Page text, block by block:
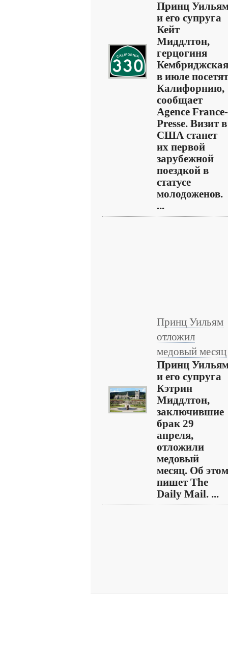
Принц
и его супруга
Кейт
Миддлтон,
герцогиня
в июле посетят
Калифорнию,
сообщает
Agence France-
Presse. Визит в
США станет
их первой
зарубежной
поездкой в
статусе
молодоженов.
...
Принц Уильям
отложил
медовый месяц
Принц
и его супруга
Кэтрин
Миддлтон,
заключившие
брак 29
апреля,
отложили
медовый
месяц. Об этом
пишет The
Daily Mail. ...